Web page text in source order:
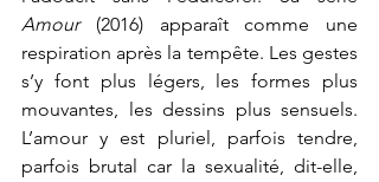
Amour (2016) apparaît comme une
respiration après la tempête. Les gestes
s’y font plus légers, les formes plus
mouvantes, les dessins plus sensuels.
L’amour y est pluriel, parfois tendre,
parfois brutal car la sexualité, dit-elle,